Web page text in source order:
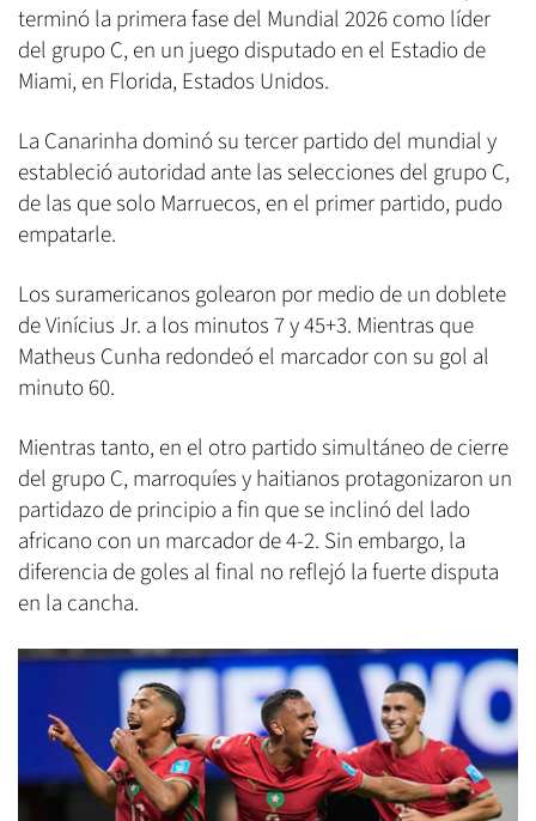
terminó la primera fase del Mundial 2026 como líder
del grupo C, en un juego disputado en el Estadio de
Miami, en Florida, Estados Unidos.
La Canarinha dominó su tercer partido del mundial y
estableció autoridad ante las selecciones del grupo C,
de las que solo Marruecos, en el primer partido, pudo
empatarle.
Los suramericanos golearon por medio de un doblete
de Vinícius Jr. a los minutos 7 y 45+3. Mientras que
Matheus Cunha redondeó el marcador con su gol al
minuto 60.
Mientras tanto, en el otro partido simultáneo de cierre
del grupo C, marroquíes y haitianos protagonizaron un
partidazo de principio a fin que se inclinó del lado
africano con un marcador de 4-2. Sin embargo, la
diferencia de goles al final no reflejó la fuerte disputa
en la cancha.